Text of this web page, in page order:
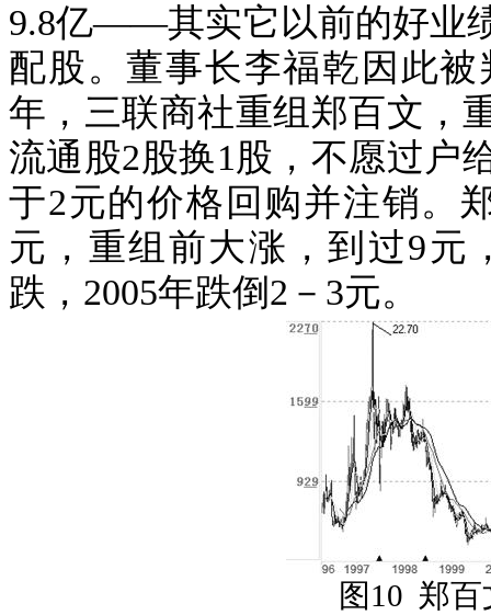
9.8亿――其实它以前的好业
配股。董事长李福乾因此
年，三联商社重组郑百文
流通股2股换1股， 不愿过户
于2元的价格回购并注销。
元，重组前大涨，到过9元
跌， 2005年跌倒 2 － 3元。
图 10 郑百